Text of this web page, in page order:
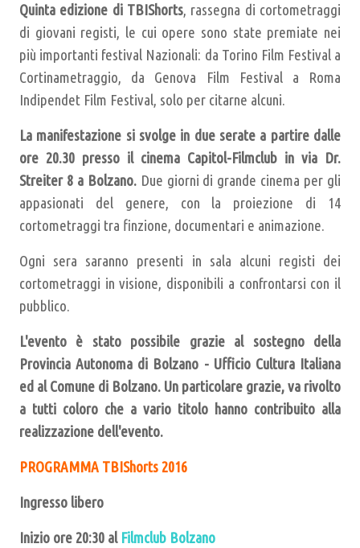
Quinta edizione di TBIShorts, rassegna di cortometraggi
di giovani registi, le cui opere sono state premiate nei
più importanti festival Nazionali: da Torino Film Festival a
Cortinametraggio, da Genova Film Festival a Roma
Indipendet Film Festival, solo per citarne alcuni.
La manifestazione si svolge in due serate a partire dalle
ore 20.30 presso il cinema Capitol-Filmclub in via Dr.
Streiter 8 a Bolzano.Due giorni di grande cinema per gli
appasionati del genere, con la proiezione di 14
cortometraggi tra finzione, documentari e animazione.
Ogni sera saranno presenti in sala alcuni registi dei
cortometraggi in visione, disponibili a confrontarsi con il
pubblico.
L'evento è stato possibile grazie al sostegno della
Provincia Autonoma di Bolzano - Ufficio Cultura Italiana
ed al Comune di Bolzano. Un particolare grazie, va rivolto
a tutti coloro che a vario titolo hanno contribuito alla
realizzazione dell'evento.
PROGRAMMA TBIShorts 2016
Ingresso libero
Inizio ore 20:30 al Filmclub Bolzano